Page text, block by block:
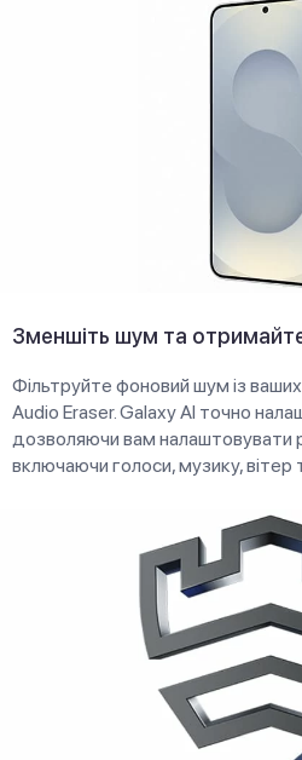
Зменшіть шум та
Фільтруйте фоновий шум із
Audio Eraser. Galaxy AI точно
дозволяючи вам налаштовувати
включаючи голоси, музику, вітер